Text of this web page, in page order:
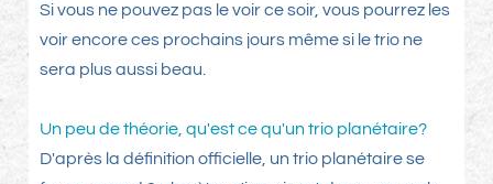
Si vous ne pouvez pas le voir ce soir, vous pourrez les
voir encore ces prochains jours même si le trio ne
sera plus aussi beau.
Un peu de théorie, qu'est ce qu'un trio planétaire?
D'après la définition officielle, un trio planétaire se